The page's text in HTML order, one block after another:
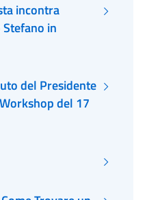
incontra
in
del Presidente
del 17